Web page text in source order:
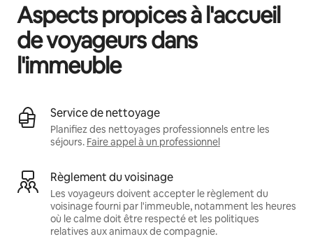
Aspects propices à l'accueil
de voyageurs dans
l'immeuble
Service de nettoyage
Planifiez des nettoyages professionnels entre les
séjours. Faire appel à un professionnel
Règlement du voisinage
Les voyageurs doivent accepter le règlement du
voisinage fourni par l'immeuble, notamment les heures
où le calme doit être respecté et les politiques
relatives aux animaux de compagnie.